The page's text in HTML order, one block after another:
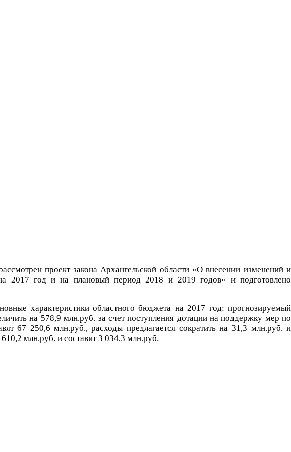
проект закона Архангельской области «О внесении изменений и
2017 год и на плановый период 2018 и 2019 годов» и подготовлено
характеристики областного бюджета на 2017 год: прогнозируемый
на 578,9 млн.руб. за счет поступления дотации на поддержку мер по
67 250,6 млн.руб., расходы предлагается сократить на 31,3 млн.руб. и
млн.руб. и составит 3 034,3 млн.руб.